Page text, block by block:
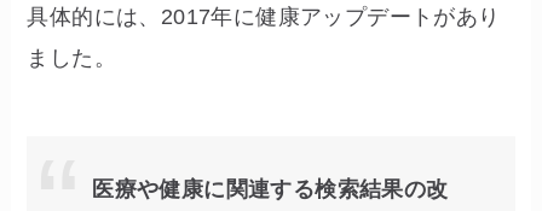
具体的には、2017年に健康アップデートがあり
ました。
医療や健康に関連する検索結果の改